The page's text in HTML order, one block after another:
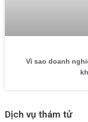
Vì sao doanh
Dịch vụ thám tử